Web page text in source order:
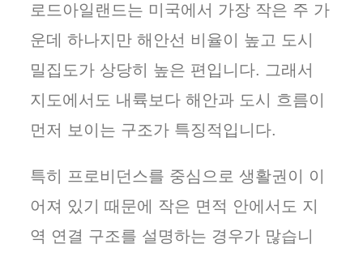
로드아일랜드는 미국에서 가장 작은 주 가
운데 하나지만 해안선 비율이 높고 도시
밀집도가 상당히 높은 편입니다. 그래서
지도에서도 내륙보다 해안과 도시 흐름이
먼저 보이는 구조가 특징적입니다.
특히 프로비던스를 중심으로 생활권이 이
어져 있기 때문에 작은 면적 안에서도 지
역 연결 구조를 설명하는 경우가 많습니